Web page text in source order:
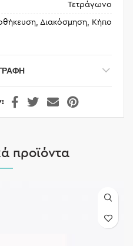
Τετράγωνο
Διακόσμηση, Κήπο
προϊόντα